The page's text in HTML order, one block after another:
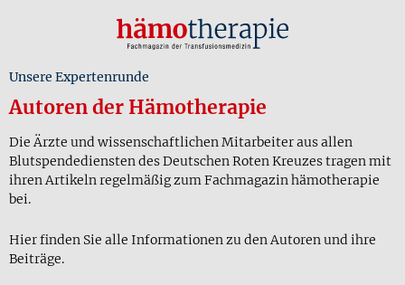
Unsere Expertenrunde
Autoren der Hämotherapie
Die Ärzte und wissenschaftlichen Mitarbeiter aus allen
Blutspendediensten des Deutschen Roten Kreuzes tragen mit
ihren Artikeln regelmäßig zum Fachmagazin hämotherapie
bei.
Hier finden Sie alle Informationen zu den Autoren und ihre
Beiträge.